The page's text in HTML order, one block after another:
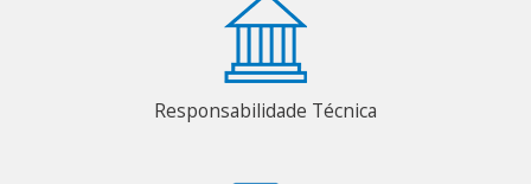
Responsabilidade Técnica